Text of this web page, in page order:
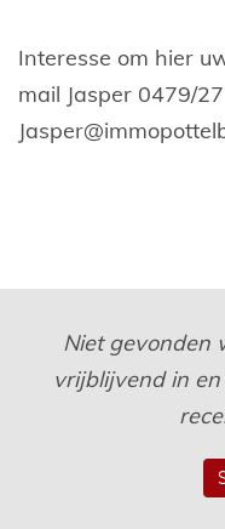
Interesse om hier
mail Jasper 0479/
Niet gevonden
vrijblijvend in